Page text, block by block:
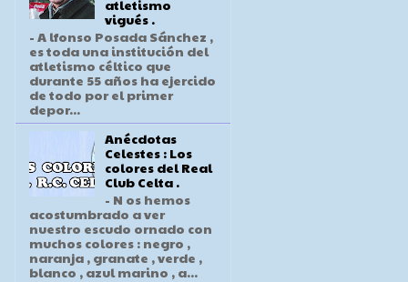
atletismo
vigués .
- A lfonso Posada Sánchez ,
es toda una institución del
atletismo céltico que
durante 55 años ha ejercido
de todo por el primer
depor...
Anécdotas
Celestes : Los
colores del Real
Club Celta .
- N os hemos
acostumbrado a ver
nuestro escudo ornado con
muchos colores : negro ,
naranja , granate , verde ,
blanco , azul marino , a...